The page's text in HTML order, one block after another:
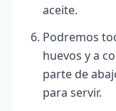
aceite.
Podremos
huevos y a
parte de
para servir.